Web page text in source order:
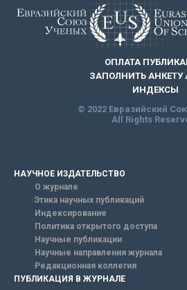
ОПЛАТА
ЗАПОЛНИТЬ АНКЕТУ
ИНДЕКСЫ
© 2022 Евразийский
All Rights
НАУЧНОЕ ИЗДАТЕЛЬСТВО
О журнале
Этика научных публикаций
Индексирование
Политика открытого доступа
Научные публикации
Научные направления журнала
Редакционная коллегия
ПУБЛИКАЦИЯ В ЖУРНАЛЕ